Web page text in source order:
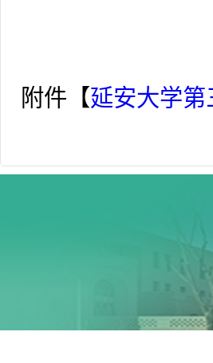
附件【延安大学